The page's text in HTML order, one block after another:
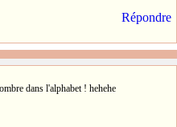
Répondre
dans l'alphabet ! hehehe